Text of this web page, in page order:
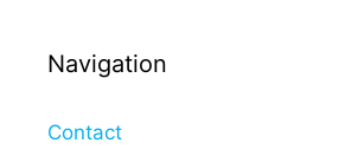
Navigation
Contact